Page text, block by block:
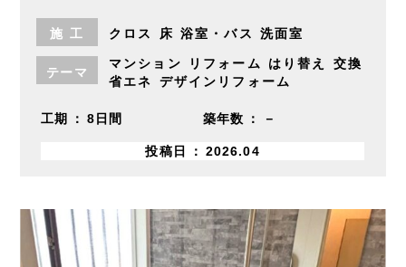
施工 クロス 床 浴室・バス 洗面室
テーマ
マンション リフォーム はり替え
交換
省エネ
デザインリフォーム
工期 8日間 築年数 －
投稿日 2026.04